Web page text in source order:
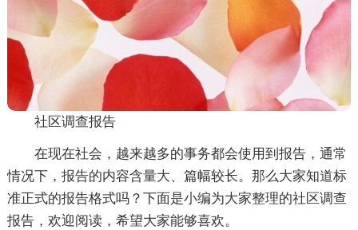
社区调查报告
在现在社会，越来越多的事务都会使用到报告，通常
情况下，报告的内容含量大、篇幅较长。那么大家知道标
准正式的报告格式吗？下面是小编为大家整理的社区调查
报告，欢迎阅读，希望大家能够喜欢。